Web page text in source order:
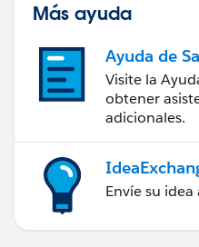
Más ayuda
Ayuda de
Visite la
obtener
adicionales.
Envíe su